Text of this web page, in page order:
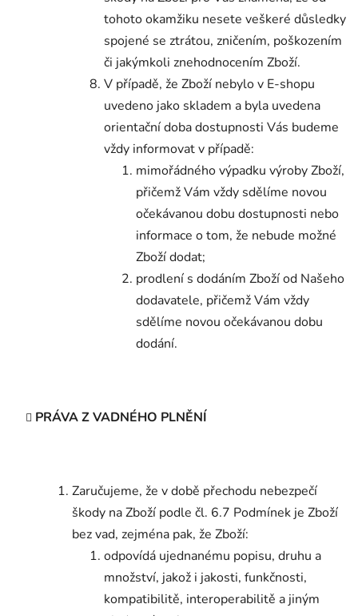
tohoto okamžiku nesete veškeré důsledky
spojené se ztrátou, zničením, poškozením
či jakýmkoli znehodnocením Zboží.
V případě, že Zboží nebylo v E-shopu
uvedeno jako skladem a byla uvedena
orientační doba dostupnosti Vás budeme
vždy informovat v případě:
mimořádného výpadku výroby Zboží,
přičemž Vám vždy sdělíme novou
očekávanou dobu dostupnosti nebo
informace o tom, že nebude možné
Zboží dodat;
prodlení s dodáním Zboží od Našeho
dodavatele, přičemž Vám vždy
sdělíme novou očekávanou dobu
dodání.
PRÁVA Z VADNÉHO PLNĚNÍ
Zaručujeme, že v době přechodu nebezpečí
škody na Zboží podle čl. 6.7 Podmínek je Zboží
bez vad, zejména pak, že Zboží:
odpovídá ujednanému popisu, druhu a
množství, jakož i jakosti, funkčnosti,
kompatibilitě, interoperabilitě a jiným